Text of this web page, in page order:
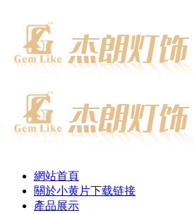
網站首頁
關於小黄片下载链接
產品展示